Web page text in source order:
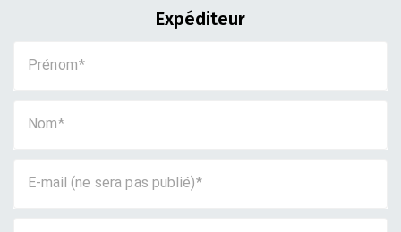
Expéditeur
Prénom
Nom
E-mail (ne sera pas publié)